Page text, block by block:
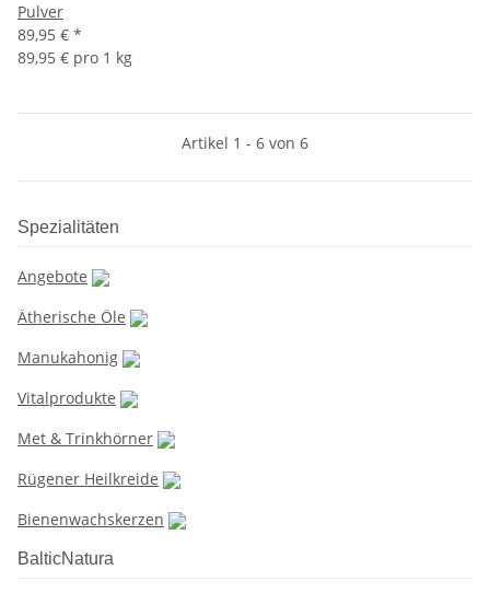
Pulver
89,95 € *
89,95 € pro 1 kg
Artikel 1 - 6 von 6
Spezialitäten
Angebote
Ätherische Öle
Manukahonig
Vitalprodukte
Met & Trinkhörner
Rügener Heilkreide
Bienenwachskerzen
BalticNatura